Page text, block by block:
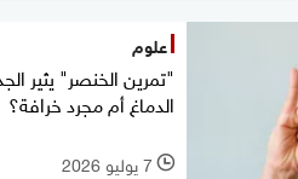
علوم
"تمرين الخنصر" يثير
الدماغ أم مجرد خرافة؟
l 7 يوليو 2026